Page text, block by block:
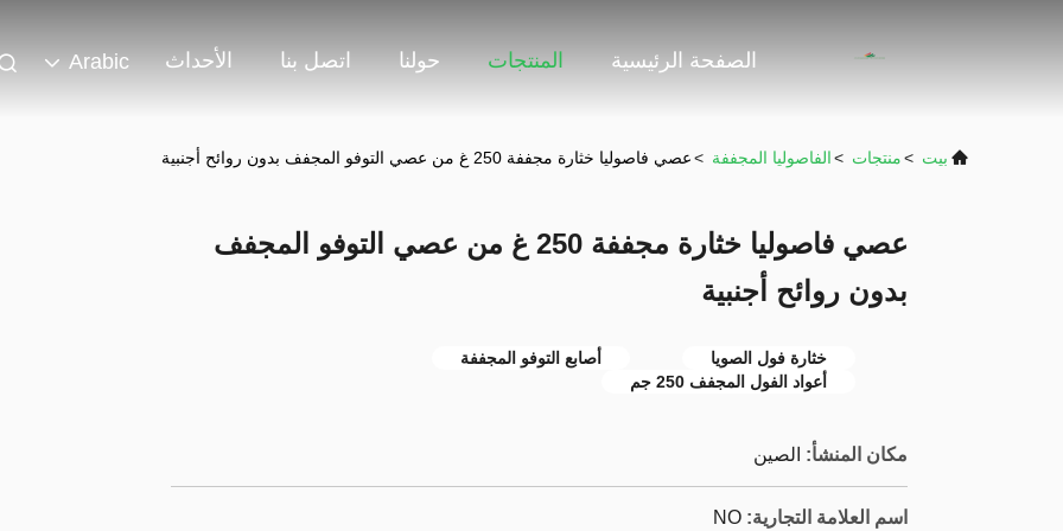
الصفحة الرئيسية المنتجات حولنا اتصل بنا الأحداث Arabic
بيت >منتجات >الفاصوليا المجففة >عصي فاصوليا خثارة مجففة 250 غ من عصي التوفو المجفف بدون روائح أجنبية
عصي فاصوليا خثارة مجففة 250 غ من عصي التوفو المجفف
بدون روائح أجنبية
خثارة فول الصويا
أصابع التوفو المجففة
أعواد الفول المجفف 250 جم
مكان المنشأ: الصين
اسم العلامة التجارية: NO